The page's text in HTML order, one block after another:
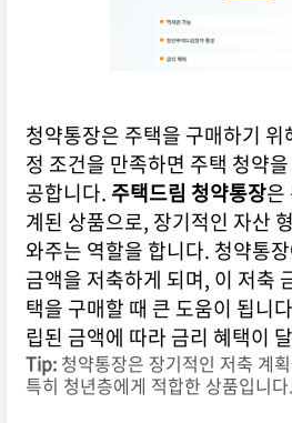
청약통장은 주택을 구매하기
정 조건을 만족하면 주택 청약
공합니다. 주택드림 청약통장은
계된 상품으로, 장기적인 자산
와주는 역할을 합니다. 청약통
금액을 저축하게 되며, 이 저축
택을 구매할 때 큰 도움이 됩니
립된 금액에 따라 금리 혜택이
Tip:청약통장은 장기적인 저축 계
특히 청년층에게 적합한 상품입니다.